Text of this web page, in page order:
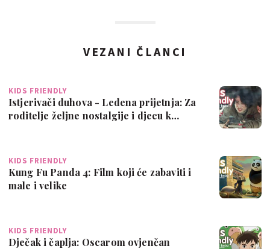
VEZANI ČLANCI
KIDS FRIENDLY
Istjerivači duhova - Ledena prijetnja: Za
roditelje željne nostalgije i djecu k…
KIDS FRIENDLY
Kung Fu Panda 4: Film koji će zabaviti i
male i velike
KIDS FRIENDLY
Dječak i čaplja: Oscarom ovjenčan